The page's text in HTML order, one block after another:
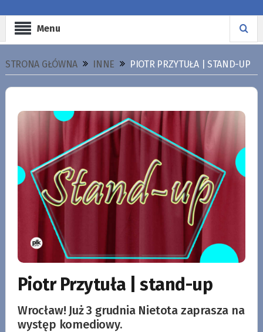
Menu
STRONA GŁÓWNA INNE PIOTR PRZYTUŁA | STAND-UP
Piotr Przytuła | stand-up
Wrocław! Już 3 grudnia Nietota zaprasza na
występ komediowy.